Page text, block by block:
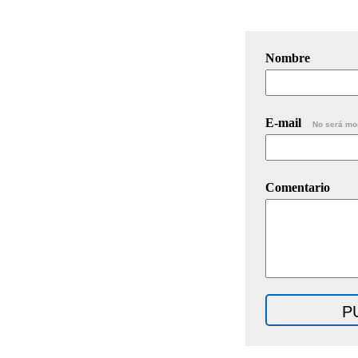
Nombre
E-mail No será
Comentario